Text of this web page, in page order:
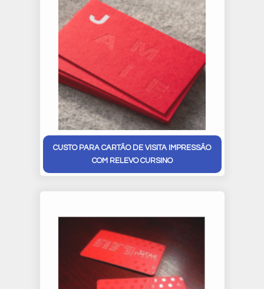
CUSTO PARA CARTÃO DE VISITA IMPRESSÃO
COM RELEVO CURSINO